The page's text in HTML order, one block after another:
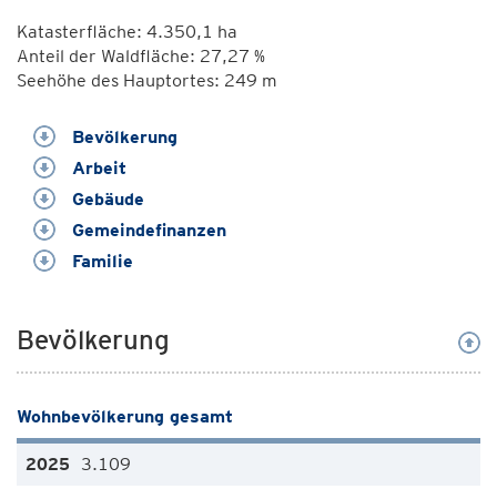
Katasterfläche: 4.350,1 ha
Anteil der Waldfläche: 27,27 %
Seehöhe des Hauptortes: 249 m
Bevölkerung
Arbeit
Gebäude
Gemeindefinanzen
Familie
Bevölkerung
Wohnbevölkerung gesamt
3.109